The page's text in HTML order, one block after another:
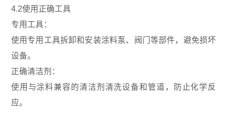
4.2使用正确工具
专用工具：
使用专用工具拆卸和安装涂料泵、阀门等部件，避免损坏
设备。
正确清洁剂：
使用与涂料兼容的清洁剂清洗设备和管道，防止化学反
应。